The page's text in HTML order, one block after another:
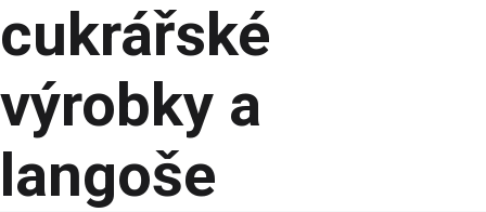
cukrářské
výrobky a
langoše